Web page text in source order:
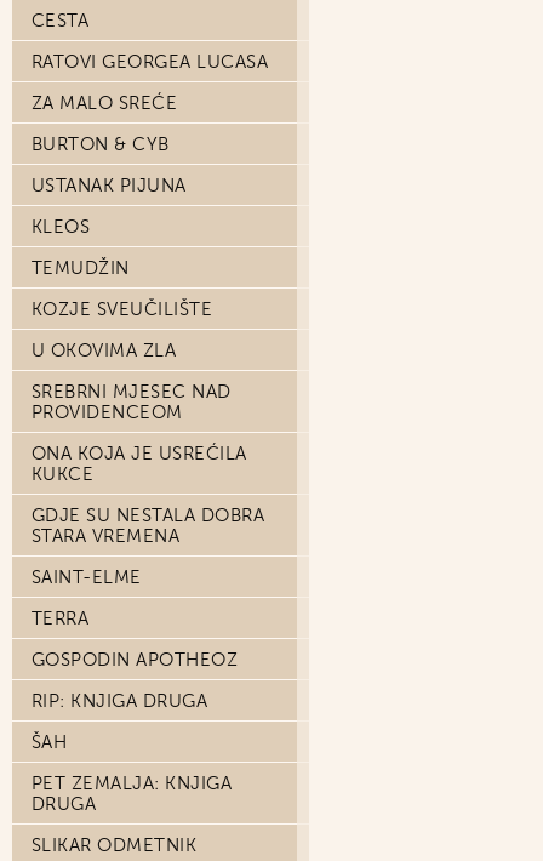
CESTA
RATOVI GEORGEA LUCASA
ZA MALO SREĆE
BURTON & CYB
USTANAK PIJUNA
KLEOS
TEMUDŽIN
KOZJE SVEUČILIŠTE
U OKOVIMA ZLA
SREBRNI MJESEC NAD
PROVIDENCEOM
ONA KOJA JE USREĆILA
KUKCE
GDJE SU NESTALA DOBRA
STARA VREMENA
SAINT-ELME
TERRA
GOSPODIN APOTHEOZ
RIP: KNJIGA DRUGA
ŠAH
PET ZEMALJA: KNJIGA
DRUGA
SLIKAR ODMETNIK